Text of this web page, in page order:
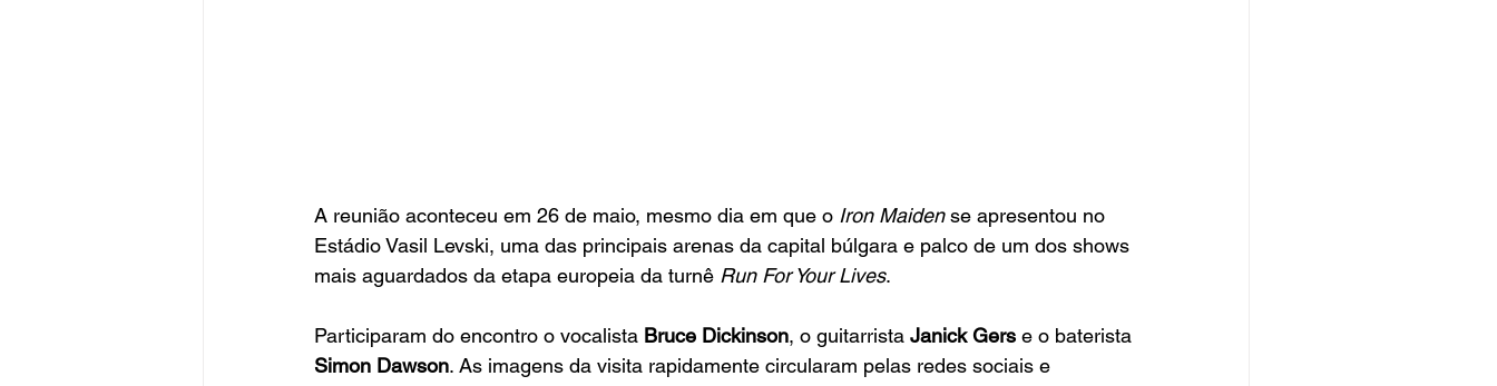
A reunião aconteceu em 26 de maio, mesmo dia em que o Iron Maiden se apresentou no
Estádio Vasil Levski, uma das principais arenas da capital búlgara e palco de um dos shows
mais aguardados da etapa europeia da turnê Run For Your Lives.
Participaram do encontro o vocalista Bruce Dickinson, o guitarrista Janick Gers e o baterista
Simon Dawson. As imagens da visita rapidamente circularam pelas redes sociais e